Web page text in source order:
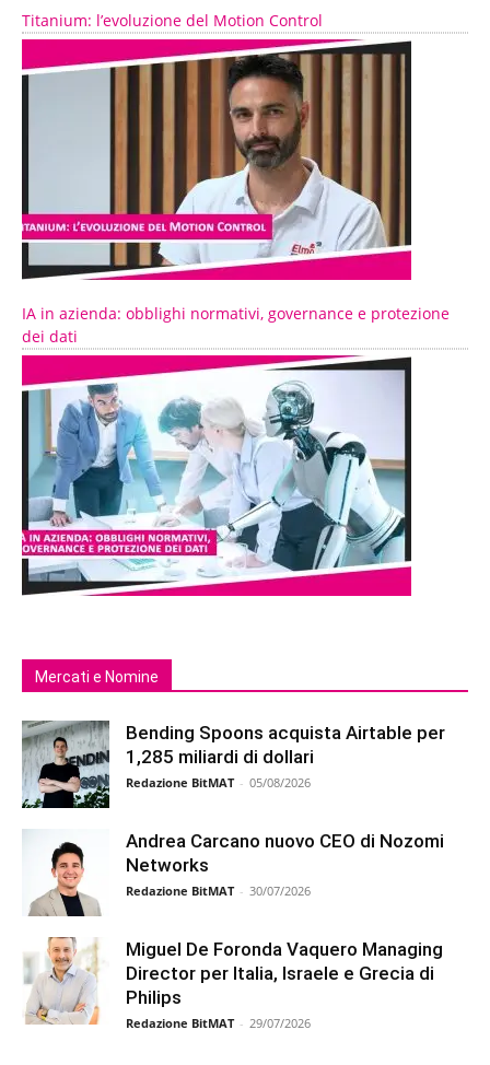
Titanium: l’evoluzione del Motion Control
IA in azienda: obblighi normativi, governance e protezione
dei dati
Mercati e Nomine
Bending Spoons acquista Airtable per
1,285 miliardi di dollari
Redazione BitMAT - 05/08/2026
Andrea Carcano nuovo CEO di Nozomi
Networks
Redazione BitMAT - 30/07/2026
Miguel De Foronda Vaquero Managing
Director per Italia, Israele e Grecia di
Philips
Redazione BitMAT - 29/07/2026